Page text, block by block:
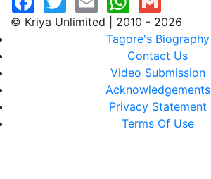
© Kriya Unlimited | 2010 - 2026
Tagore's Biography
Contact Us
Video Submission
Acknowledgements
Privacy Statement
Terms Of Use